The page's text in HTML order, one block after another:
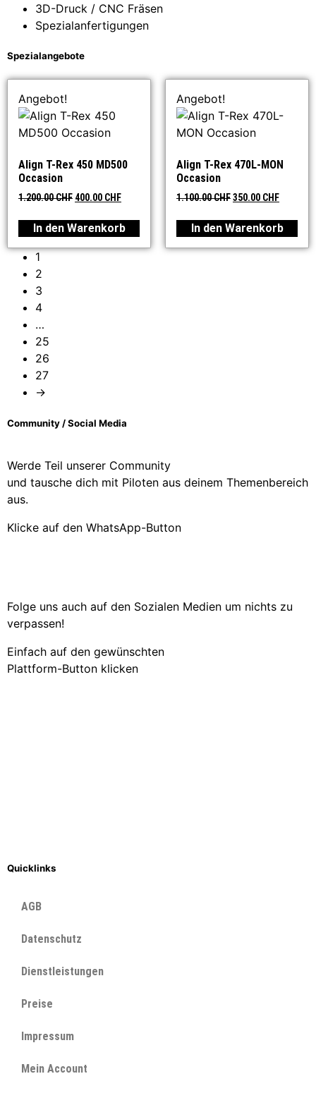
3D-Druck / CNC Fräsen
Spezialanfertigungen
Spezialangebote
Angebot!
Align T-Rex 450 MD500
Occasion
1.200.00CHF 400.00 CHF
In den Warenkorb
Angebot!
Align T-Rex 470L-MON
Occasion
1.100.00CHF350.00 CHF
In den Warenkorb
1
2
3
4
…
25
26
27
→
Community / Social Media
Werde Teil unserer Community
und tausche dich mit Piloten aus deinem Themenbereich
aus.
Klicke auf den WhatsApp-Button
Folge uns auch auf den Sozialen Medien um nichts zu
verpassen!
Einfach auf den gewünschten
Plattform-Button klicken
Quicklinks
AGB
Datenschutz
Dienstleistungen
Preise
Impressum
Mein Account